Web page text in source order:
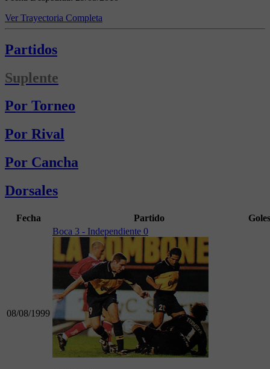
Ver Trayectoria Completa
Partidos
Suplente
Por Torneo
Por Rival
Por Cancha
Dorsales
Fecha Partido Goles
08/08/1999
Boca 3 - Independiente 0